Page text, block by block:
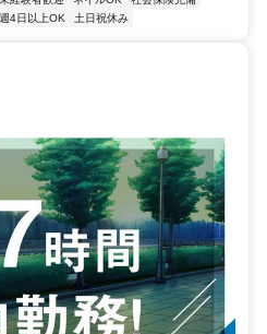
週4日以上OK 土日祝休み